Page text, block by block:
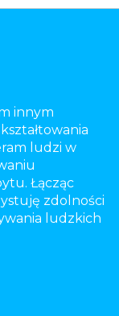
innym
ludzi w
Łącząc
zdolności
ludzkich